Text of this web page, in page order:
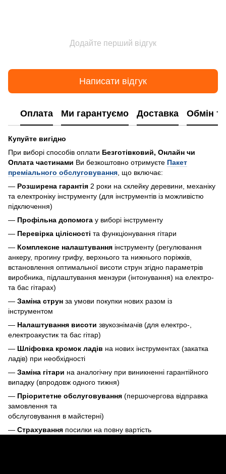
Додайте перший відгук
Написати відгук
Оплата Ми гарантуємо Доставка Обмін
Купуйте вигідно
При виборі способів оплати Безготівковий, Онлайн чи
Оплата частинами Ви безкоштовно отримуєте Пакет
преміального обслуговування, що включає:
— Розширена гарантія 2 роки на склейку деревини, механіку
та електроніку інструменту (для інструментів із можливістю
підключення)
— Профільна допомога у виборі інструменту
— Перевірка цілісності та функціонування гітари
— Комплексне налаштування інструменту (регулювання
анкеру, прогину грифу, верхнього та нижнього поріжків,
встановлення оптимальної висоти струн згідно параметрів
виробника, підлаштування мензури (інтонування) на електро-
та бас гітарах)
— Заміна струн за умови покупки нових разом із
інструментом
— Налаштування висоти звукознімачів (для електро-,
електроакустик та бас гітар)
— Шліфовка кромок ладів на нових інструментах (закатка
ладів) при необхідності
— Заміна гітари на аналогічну при виникненні гарантійного
випадку (впродовж одного тижня)
— Пріоритетне обслуговування (першочергова відправка
замовлення та
обслуговування в майстерні)
— Страхування посилки на повну вартість